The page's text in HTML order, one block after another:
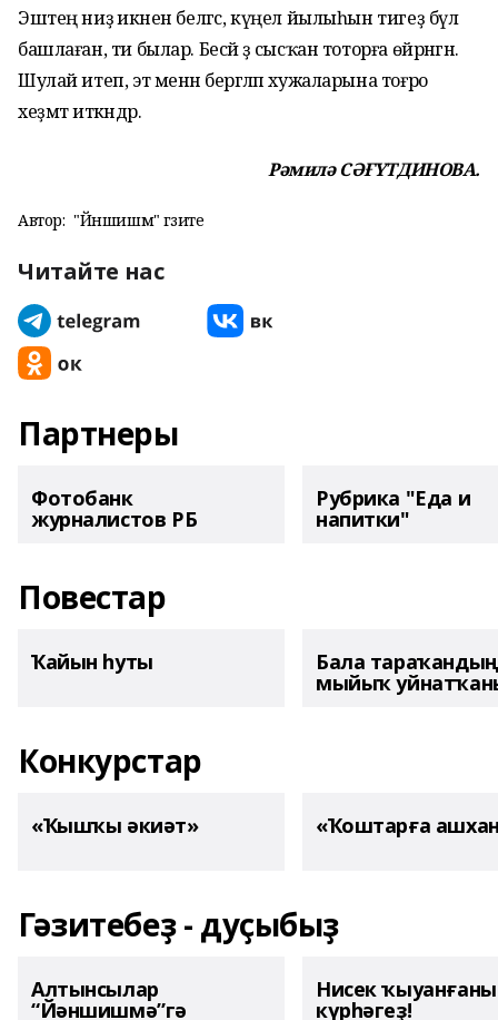
Эштең ниҙә икәнен белгәс, күңел йылыһын тигеҙ бүлә
башлаған, ти былар. Бесәй ҙә сыс­ҡан тоторға өйрәнгән.
Шулай итеп, эт менән бергәләп хужаларына тоғро
хеҙмәт иткәндәр.
Рәмилә СӘҒҮТДИНОВА.
Автор: "Йәншишмә" гәзите
Читайте нас
Партнеры
Фотобанк
журналистов РБ
Рубрика "Еда и
напитки"
Повестар
Ҡайын һуты Бала тараҡандың
мыйыҡ
Конкурстар
«Ҡышҡы әкиәт» «Ҡоштарға
Гәзитебеҙ - дуҫыбыҙ
Алтынсылар
“Йәншишмә”гә
Нисек
күрһәгеҙ!